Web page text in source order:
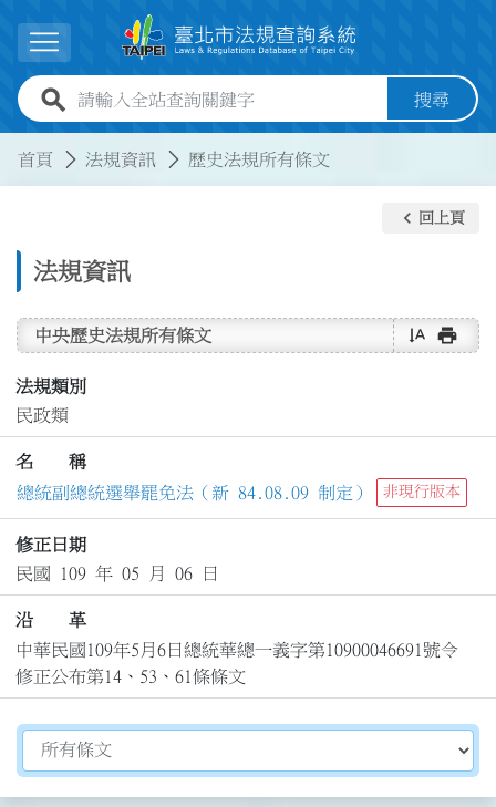
展開選單
全站查詢關鍵字欄位 搜尋
首頁 法規資訊 歷史法規所有條文
法規資訊
keyboard_arrow_left 回上頁
中央歷史法規所有條文 text_rotate_vertical print
法規類別
民政類
名 稱
總統副總統選舉罷免法（新 84.08.09 制定）
非現行版本
修正日期
民國 109 年 05 月 06 日
沿 革
中華民國109年5月6日總統華總一義字第10900046691號令
修正公布第14、53、61條條文
切換選擇法規資訊內容